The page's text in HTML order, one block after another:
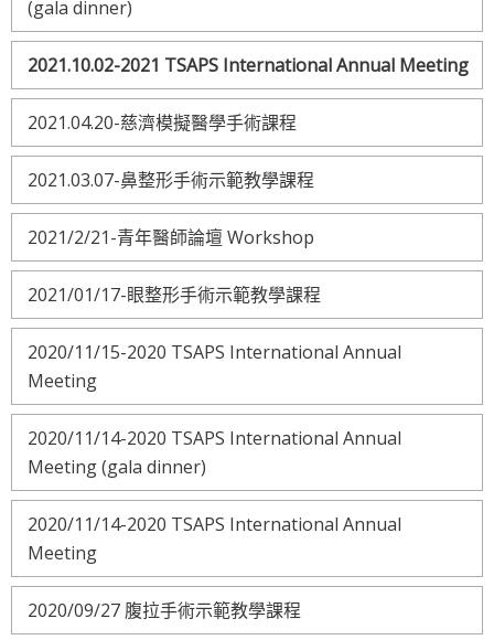
(gala dinner)
2021.10.02-2021 TSAPS International Annual Meeting
2021.04.20-慈濟模擬醫學手術課程
2021.03.07-鼻整形手術示範教學課程
2021/2/21-青年醫師論壇 Workshop
2021/01/17-眼整形手術示範教學課程
2020/11/15-2020 TSAPS International Annual
Meeting
2020/11/14-2020 TSAPS International Annual
Meeting (gala dinner)
2020/11/14-2020 TSAPS International Annual
Meeting
2020/09/27 腹拉手術示範教學課程